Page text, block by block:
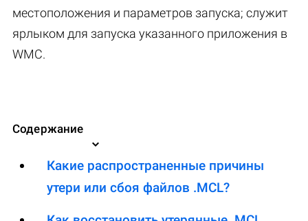
местоположения и параметров запуска; служит
ярлыком для запуска указанного приложения в
WMC.
Содержание
Какие распространенные причины
утери или сбоя файлов .MCL?